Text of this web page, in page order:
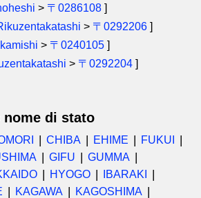
> 〒0286108 ]
> 〒0292206 ]
> 〒0240105 ]
> 〒0292204 ]
nome di stato
CHIBA EHIME
FUKUI
GIFU
GUMMA
HYOGO
IBARAKI
KAGAWA
KAGOSHIMA